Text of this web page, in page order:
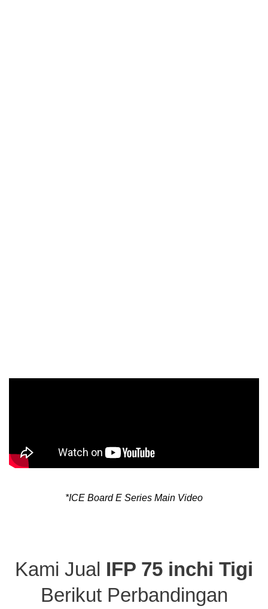
*ICE Board E Series Main Video
Kami Jual IFP 75 inchi Tigi
Berikut Perbandingan